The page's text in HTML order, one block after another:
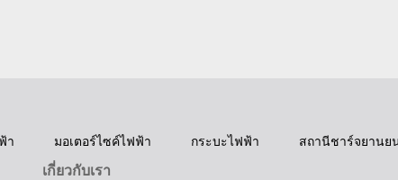
า มอเตอร์ไซค์ไฟฟ้า กระบะไฟฟ้า สถานีชาร์จยานย
เกี่ยวกับเรา